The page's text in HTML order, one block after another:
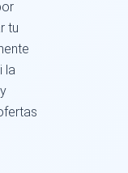
tu
la